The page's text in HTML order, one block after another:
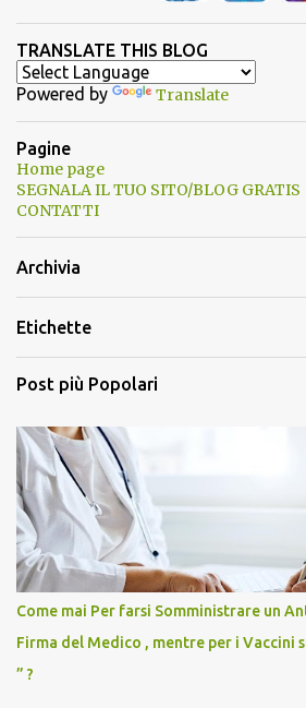
TRANSLATE THIS BLOG
Powered by Translate
Pagine
Home page
SEGNALA IL TUO SITO/BLOG GRATIS
CONTATTI
Archivia
Etichette
Post più Popolari
Come mai Per farsi Somministrare un
Firma del Medico , mentre per i Vaccini
” ?